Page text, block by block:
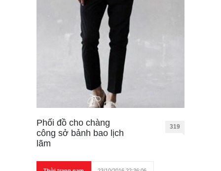
Phối đồ cho chàng
công sở bảnh bao lịch
lãm
319